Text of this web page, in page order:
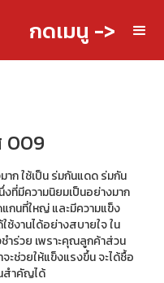
กดเมนู ->
009
าก ใช้เป็น ร่มกันแดด ร่มกัน
ที่มีความนิยมเป็นอย่างมาก
กนที่ใหญ่ และมีความแข็ง
ช้งานได้อย่างสบายใจ ใน
ชำร่วย เพราะคุณลูกค้าส่วน
ะช่วยให้แข็งแรงขึ้น จะได้ชื้อ
สำคัญได้